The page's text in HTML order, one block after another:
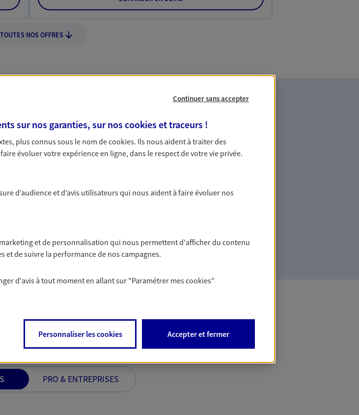
NOS OFFRES
de
entreprises
votre famille.
Assurance & Banque
PRO & ENTREPRISES
Continuer sans accepter
sur nos garanties, sur noscookies et traceurs !
plus connus sous le nom decookies. Ils nous aident à traiter des
évoluer votre expérience en ligne, dans le respect de votre vie privée.
d’audience et d’avis utilisateurs qui nous aident à faire évoluer nos
marketing et de personnalisation qui nous permettent d'afficher du contenu
et de suivre la performance de nos campagnes.
d'avis à tout moment en allant sur "Paramétrer mescookies"
Personnaliser les cookies Accepter et fermer